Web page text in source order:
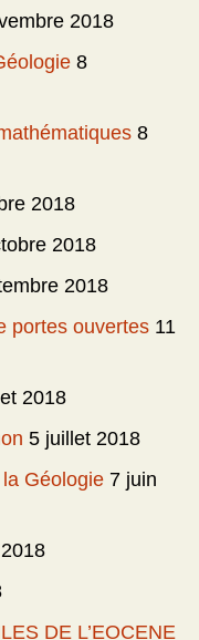
2018
8
8
2018
2018
2018
portes ouvertes 11
2018
5 juillet 2018
Géologie 7 juin
DE L’EOCENE